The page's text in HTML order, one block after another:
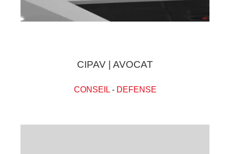
CIPAV | AVOCAT
CONSEIL- DEFENSE